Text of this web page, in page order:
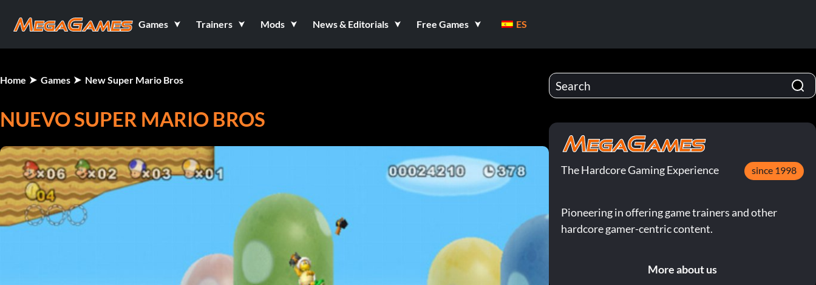
Games Trainers Mods News & Editorials Free Games ES
Home Games New Super Mario Bros
NUEVO SUPER MARIO BROS
The Hardcore Gaming Experience since 1998
Pioneering in offering game trainers and other
hardcore gamer-centric content.
More about us